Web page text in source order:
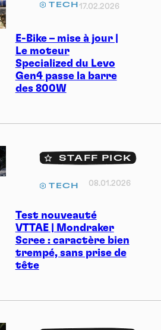
E-Bike – mise à jour |
Le moteur
Specialized du Levo
Gen4 passe la barre
des 800W
TECH17.02.2026
Test nouveauté
VTTAE | Mondraker
Scree : caractère bien
trempé, sans prise de
tête
STAFF PICK
TECH 08.01.2026